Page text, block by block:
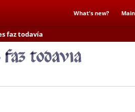
What's new?
faz todavía